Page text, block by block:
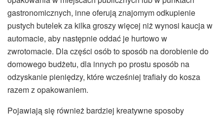
gastronomicznych, inne oferują znajomym odkupienie
pustych butelek za kilka groszy więcej niż wynosi kaucja w
automacie, aby następnie oddać je hurtowo w
zwrotomacie. Dla części osób to sposób na dorobienie do
domowego budżetu, dla innych po prostu sposób na
odzyskanie pieniędzy, które wcześniej trafiały do kosza
razem z opakowaniem.
Pojawiają się również bardziej kreatywne sposoby